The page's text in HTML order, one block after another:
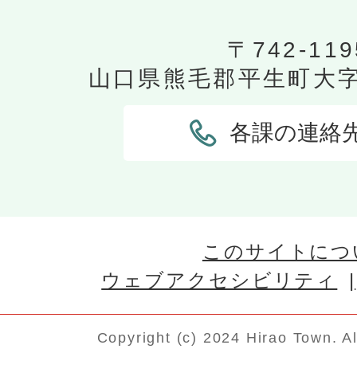
公売保証金納付申込書はどこ
送付依頼書や保管依頼書はど
〒742-
山口県熊毛郡平生町大
各課の連絡
このサイトに
ウェブアクセシビリティ
Copyright (c) 2024 Hirao Town.